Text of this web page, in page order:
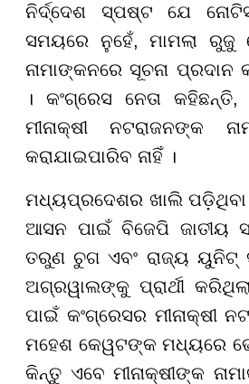
ନିର୍ଦ୍ଦେଶ ସ୍ପଷ୍ଟ ଯେ
ସମୟରେ ନୁହେଁ, ମାମଲା ରୁଜୁ
ନାମାଙ୍କନରେ ସୂଚନା ପ୍ରଦାନ
। କଂଗ୍ରେସ ନେତା
ମୀନାକ୍ଷୀ ନଟରାଜନଙ୍କ
କରାଯାଇପାରିବ ନାହିଁ ।
ମଧ୍ୟପ୍ରଦେଶର ଖାଲି ପଡ଼ିଥିବା
ଆସନ ପାଇଁ ବିଜେପି ଜାତୀୟ
ତରୁଣ ଚୁଗ ଏବଂ ରାଜ୍ୟ ୟୁନିଟ୍
ଅଗ୍ରୱାଲଙ୍କୁ ପ୍ରାର୍ଥୀ
ପାଇଁ କଂଗ୍ରେସର ମୀନାକ୍ଷୀ
ମହେଶ କେୱଟଙ୍କ ମଧ୍ୟରେ
କିନ୍ତୁ ଏବେ ମୀନାକ୍ଷୀଙ୍କ